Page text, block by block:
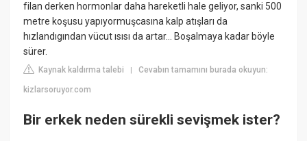
filan derken hormonlar daha hareketli hale geliyor, sanki 500
metre koşusu yapıyormuşcasına kalp atışları da
hızlandıgından vücut ısısı da artar... Boşalmaya kadar böyle
sürer.
Kaynak kaldırma talebi |Cevabın tamamını burada okuyun:
kizlarsoruyor.com
Bir erkek neden sürekli sevişmek ister?